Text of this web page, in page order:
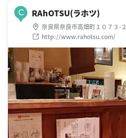
C RAhOTSU(ラホツ)
奈良県奈良市高畑町１０７３-２
http://www.rahotsu.com/